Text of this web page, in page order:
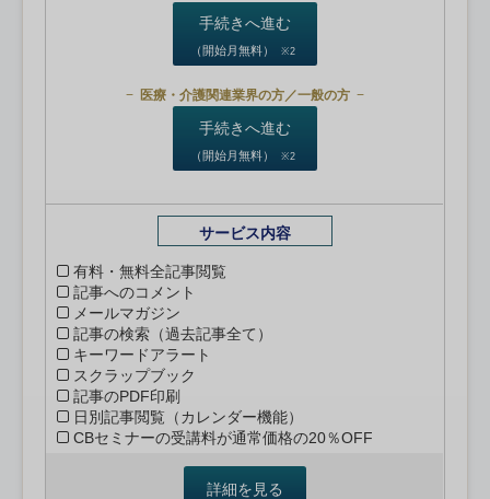
手続きへ進む
（開始月無料） ※2
医療・介護関連業界の方／一般の方
手続きへ進む
（開始月無料） ※2
サービス内容
有料・無料全記事閲覧
記事へのコメント
メールマガジン
記事の検索（過去記事全て）
キーワードアラート
スクラップブック
記事のPDF印刷
日別記事閲覧（カレンダー機能）
CBセミナーの受講料が通常価格の20％OFF
詳細を見る